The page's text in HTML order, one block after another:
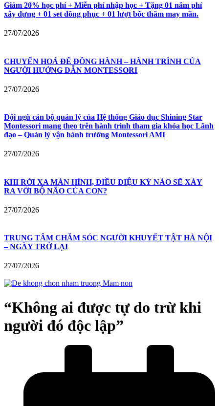
Giảm 20% học phí + Miễn phí nhập học + Tặng 01 năm phí
xây dựng + 01 set đồng phục + 01 lượt bốc thăm may mắn.
27/07/2026
CHUYỂN HOÁ ĐỂ ĐỒNG HÀNH – HÀNH TRÌNH CỦA
NGƯỜI HƯỚNG DẪN MONTESSORI
27/07/2026
Đội ngũ cán bộ quản lý của Hệ thống Giáo dục Shining Star
Montessori mang theo trên hành trình tham gia khóa học Lãnh
đạo – Quản lý vận hành trường Montessori AMI
27/07/2026
KHI RỜI XA MÀN HÌNH, ĐIỀU DIỆU KỲ NÀO SẼ XẢY
RA VỚI BỘ NÃO CỦA CON?
27/07/2026
TRUNG TÂM CHĂM SÓC NGƯỜI KHUYẾT TẬT HÀ NỘI
– NGÀY TRỞ LẠI
27/07/2026
“Không ai được tự do trừ khi
người đó độc lập”